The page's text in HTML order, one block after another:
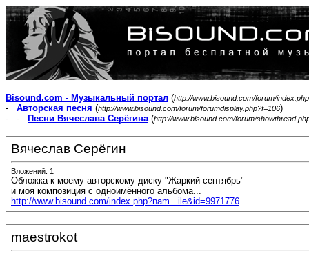
Bisound.com - Музыкальный портал (http://www.bisound.com/forum/index.php
- Авторская песня (http://www.bisound.com/forum/forumdisplay.php?f=106)
- -
Песни Вячеслава Серёгина(http://www.bisound.com/forum/
Вячеслав Серёгин
Вложений: 1
Обложка к моему авторскому диску "Жаркий сентябрь"
и моя композиция с одноимённого альбома...
http://www.bisound.com/index.php?nam...ile&id=9971776
maestrokot